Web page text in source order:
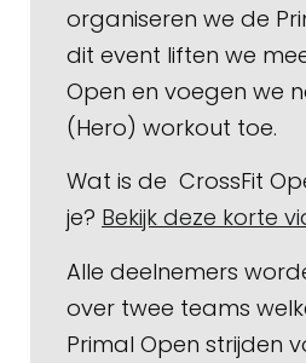
organiseren we de
dit event liften we
Open en voegen we
(Hero) workout toe.
Wat is de CrossFit
je? Bekijk deze korte
Alle deelnemers
over twee teams
Primal Open strijden